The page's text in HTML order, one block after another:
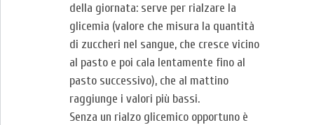
della giornata: serve per rialzare la
glicemia (valore che misura la quantità
di zuccheri nel sangue, che cresce vicino
al pasto e poi cala lentamente fino al
pasto successivo), che al mattino
raggiunge i valori più bassi.
Senza un rialzo glicemico opportuno è